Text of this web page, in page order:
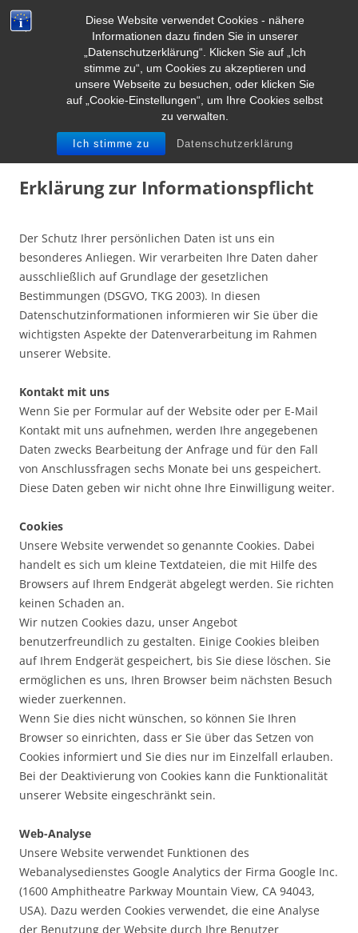
Diese Website verwendet Cookies - nähere
Informationen dazu finden Sie in unserer
„Datenschutzerklärung“. Klicken Sie auf „Ich
stimme zu“, um Cookies zu akzeptieren und
unsere Webseite zu besuchen, oder klicken Sie
auf „Cookie-Einstellungen“, um Ihre Cookies selbst
zu verwalten.
Ich stimme zu Datenschutzerklärung
Datenschutzerklärung
Erklärung zur Informationspflicht
Der Schutz Ihrer persönlichen Daten ist uns ein
besonderes Anliegen. Wir verarbeiten Ihre Daten daher
ausschließlich auf Grundlage der gesetzlichen
Bestimmungen (DSGVO, TKG 2003). In diesen
Datenschutzinformationen informieren wir Sie über die
wichtigsten Aspekte der Datenverarbeitung im Rahmen
unserer Website.
Kontakt mit uns
Wenn Sie per Formular auf der Website oder per E-Mail
Kontakt mit uns aufnehmen, werden Ihre angegebenen
Daten zwecks Bearbeitung der Anfrage und für den Fall
von Anschlussfragen sechs Monate bei uns gespeichert.
Diese Daten geben wir nicht ohne Ihre Einwilligung weiter.
Cookies
Unsere Website verwendet so genannte Cookies. Dabei
handelt es sich um kleine Textdateien, die mit Hilfe des
Browsers auf Ihrem Endgerät abgelegt werden. Sie richten
keinen Schaden an.
Wir nutzen Cookies dazu, unser Angebot
benutzerfreundlich zu gestalten. Einige Cookies bleiben
auf Ihrem Endgerät gespeichert, bis Sie diese löschen. Sie
ermöglichen es uns, Ihren Browser beim nächsten Besuch
wieder zuerkennen.
Wenn Sie dies nicht wünschen, so können Sie Ihren
Browser so einrichten, dass er Sie über das Setzen von
Cookies informiert und Sie dies nur im Einzelfall erlauben.
Bei der Deaktivierung von Cookies kann die Funktionalität
unserer Website eingeschränkt sein.
Web-Analyse
Unsere Website verwendet Funktionen des
Webanalysedienstes Google Analytics der Firma Google Inc.
(1600 Amphitheatre Parkway Mountain View, CA 94043,
USA). Dazu werden Cookies verwendet, die eine Analyse
der Benutzung der Website durch Ihre Benutzer